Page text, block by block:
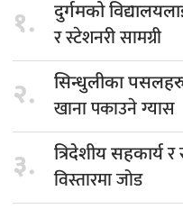
१. दुर्गमको
र स्टेशनरी सामग्री
२. सिन्धुलीका
खाना पकाउने ग्यास
३. त्रिदेशीय सहकार्यर
विस्तारमा जोड